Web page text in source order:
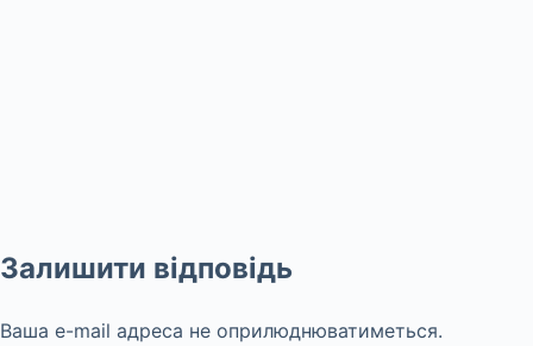
Залишити відповідь
Ваша e-mail адреса не оприлюднюватиметься.